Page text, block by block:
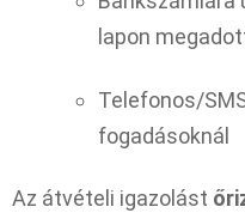
lapon
Telefonos/
fogadásoknál
Az átvételi igazolást